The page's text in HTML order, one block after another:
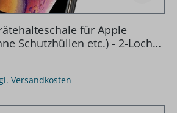
für Apple
Schutzhüllen etc.) - 2-Loch
(Trapez), Schrauben-Set
Preis:
Versandkosten